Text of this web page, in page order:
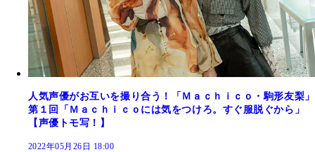
人気声優がお互いを撮り合う！「Ｍａｃｈｉｃｏ・駒形友梨」
第１回「Ｍａｃｈｉｃｏには気をつけろ。すぐ服脱ぐから」
【声優トモ写！】
2022年05月26日 18:00